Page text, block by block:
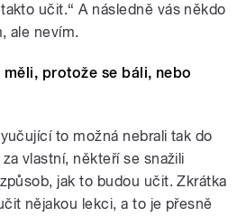
učit.“ A následně vás někdo
ale nevím.
protože se báli, nebo
to možná nebrali tak do
vlastní, někteří se snažili
jak to budou učit. Zkrátka
nějakou lekci, a to je přesně